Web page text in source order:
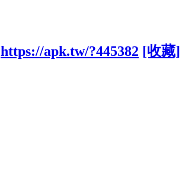
https://apk.tw/?445382 [收藏]